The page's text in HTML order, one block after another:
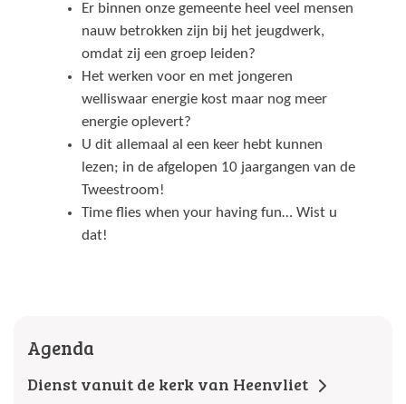
Er binnen onze gemeente heel veel mensen
nauw betrokken zijn bij het jeugdwerk,
omdat zij een groep leiden?
Het werken voor en met jongeren
welliswaar energie kost maar nog meer
energie oplevert?
U dit allemaal al een keer hebt kunnen
lezen; in de afgelopen 10 jaargangen van de
Tweestroom!
Time flies when your having fun… Wist u
dat!
Agenda
Dienst vanuit de kerk van Heenvliet